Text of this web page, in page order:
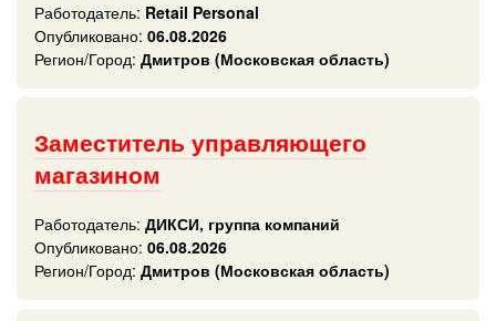
Работодатель: Retail Personal
Опубликовано: 06.08.2026
Регион/Город: Дмитров (Московская область)
Заместитель управляющего
магазином
Работодатель: ДИКСИ, группа компаний
Опубликовано: 06.08.2026
Регион/Город: Дмитров (Московская область)